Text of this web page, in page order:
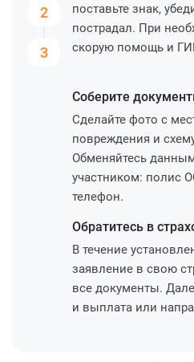
2
3
поставьте знак,
пострадал. При
скорую помощь и
Соберите
Сделайте фото с
повреждения и
Обменяйтесь
участником: полис
телефон.
Обратитесь в
В течение
заявление в свою
все документы.
и выплата или